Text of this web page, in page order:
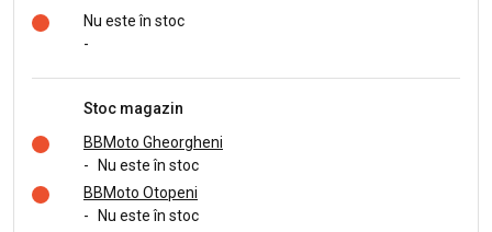
Nu este în stoc
-
Stoc magazin
BBMoto Gheorgheni
- Nu este în stoc
BBMoto Otopeni
- Nu este în stoc